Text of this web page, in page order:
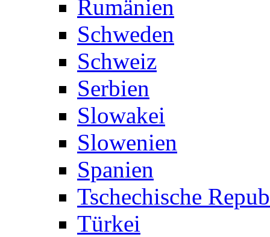
Rumänien
Schweden
Schweiz
Serbien
Slowakei
Slowenien
Spanien
Tschechische
Türkei